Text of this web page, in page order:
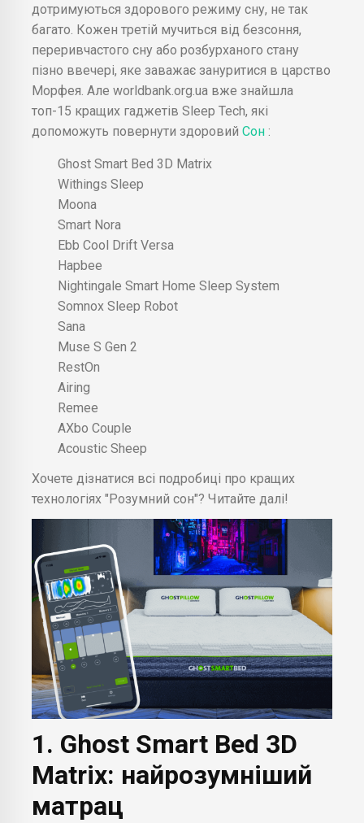
дотримуються здорового режиму сну, не так
багато. Кожен третій мучиться від безсоння,
переривчастого сну або розбурханого стану
пізно ввечері, яке заважає зануритися в царство
Морфея. Але worldbank.org.ua вже знайшла
топ-15 кращих гаджетів Sleep Tech, які
допоможуть повернути здоровий Сон :
Ghost Smart Bed 3D Matrix
Withings Sleep
Moona
Smart Nora
Ebb Cool Drift Versa
Hapbee
Nightingale Smart Home Sleep System
Somnox Sleep Robot
Sana
Muse S Gen 2
RestOn
Airing
Remee
AXbo Couple
Acoustic Sheep
Хочете дізнатися всі подробиці про кращих
технологіях "Розумний сон"? Читайте далі!
1. Ghost Smart Bed 3D
Matrix: найрозумніший
матрац